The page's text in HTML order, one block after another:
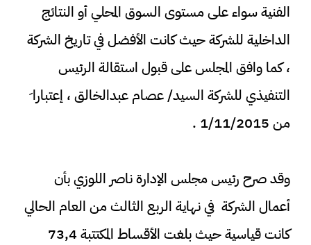
الفنية سواء على مستوى السوق المحلي أو النتائج
الداخلية للشركة حيث كانت الأفضل في تاريخ الشركة
، كما وافق المجلس على قبول استقالة الرئيس
التنفيذي للشركة السيد/ عصام عبدالخالق ، إعتبارا َ
من 1/11/2015 .
وقد صرح رئيس مجلس الإدارة ناصر اللوزي بأن
أعمال الشركة في نهاية الربع الثالث من العام الحالي
كانت قياسية حيث بلغت الأقساط المكتتبة 73,4